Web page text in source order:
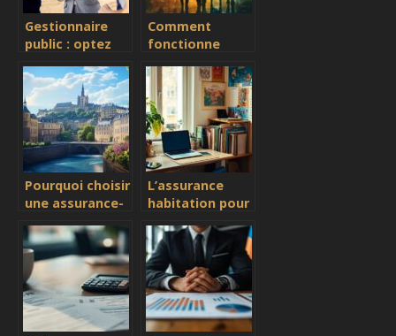
Gestionnaire
public : optez
adaptée à vos
activités
Comment
fonctionne
décès pour
protéger vos
proches ?
Pourquoi choisir
une assurance-
Luxembourg
pour sécuriser
votre
patrimoine ?
L’assurance
habitation pour
sans revenu